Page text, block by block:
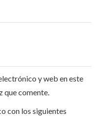
y web en este
que comente.
con los siguientes